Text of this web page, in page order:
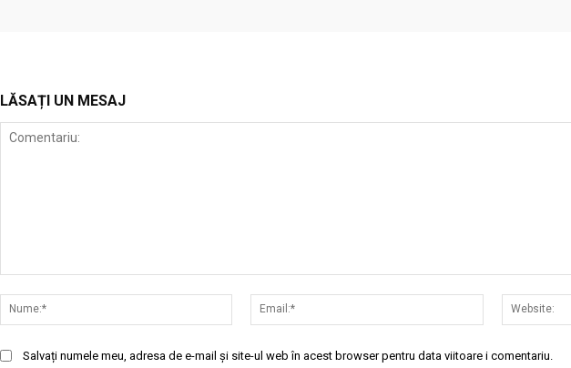
LĂSAȚI UN MESAJ
Nume:*
Email:*
Salvați numele meu, adresa de e-mail și site-ul web în acest browser pentru data viitoare i comentariu.